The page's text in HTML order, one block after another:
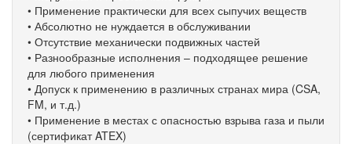
• Применение практически для всех сыпучих веществ
• Абсолютно не нуждается в обслуживании
• Отсутствие механически подвижных частей
• Разнообразные исполнения – подходящее решение
для любого применения
• Допуск к применению в различных странах мира (CSA,
FM, и т.д.)
• Применение в местах с опасностью взрыва газа и пыли
(сертификат ATEX)